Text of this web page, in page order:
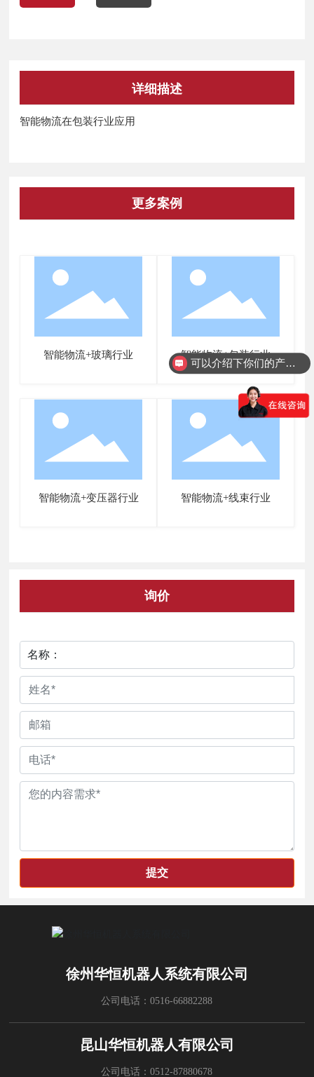
详细描述
智能物流在包装行业应用
更多案例
智能物流+玻璃行业 智能物流+包装行业
智能物流+变压器行业 智能物流+线束行业
询价
名称：
提交
徐州华恒机器人系统有限公司
公司电话：0516-66882288
昆山华恒机器人有限公司
公司电话：0512-87880678
可以介绍下你们的产品么